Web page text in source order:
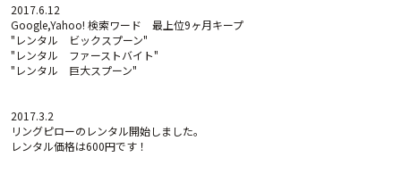
2017.6.12
Google,Yahoo! 検索ワード 最上位9ヶ月キープ
"レンタル ビックスプーン"
"レンタル ファーストバイト"
"レンタル 巨大スプーン"
2017.3.2
リングピローのレンタル開始しました。
レンタル価格は600円です！